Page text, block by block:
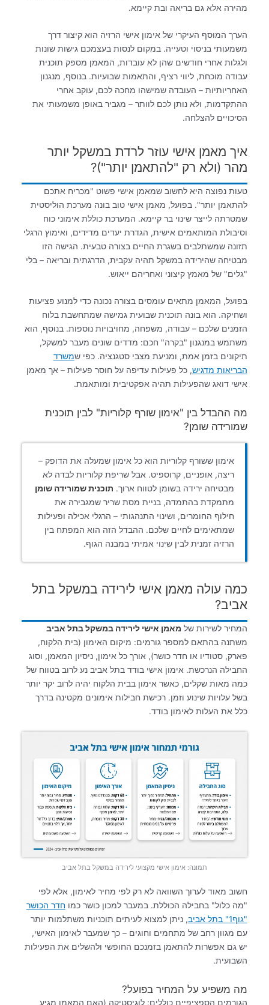
מהירה אלא גם בריאה ובת קיימא.
הערך המוסף העיקרי של אימון אישי הרזיה הוא קיצור דרך
משמעותי בניסוי וטעייה. במקום לנסות בעצמכם גישות שונות
ולגלות אחרי חודשים שהן לא עובדות, המאמן מספק תוכנית
עבודה מוכחת, ליווי רציף, והתאמות שבועיות. בנוסף, מנגנון
האחריותיות – העובדה שמישהו מחכה לכם, עוקב אחרי
ההתקדמות, ולא נותן לכם לוותר – מגביר באופן משמעותי את
הסיכויים להצלחה.
איך מאמן אישי עוזר לרדת במשקל יותר
מהר (ולא רק "להתאמן יותר")?
טעות נפוצה היא לחשוב שמאמן אישי פשוט "מכריח אתכם
להתאמן יותר". בפועל, מאמן אישי טוב בונה מערכת הוליסטית
שמטרתה לייצר שינוי בר קיימא. המערכת כוללת אימוני כוח
וסיבולת המותאמים אישית, הגדרת יעדים מדידים, ואימוץ הרגלי
תזונה שמשתלבים בשגרת החיים בצורה טבעית. הגישה הזו
מבטיחה שהירידה במשקל תהיה עקבית, הדרגתית ובריאה – בלי
"גלים" של מאמץ קיצוני ואחריהם ייאוש.
בפועל, המאמן מתאים עומסים בצורה נכונה כדי למנוע פציעות
ושחיקה. הוא בונה תוכנית שבועית גמישה שמתחשבת בלוח
הזמנים שלכם – עבודה, משפחה, מחויבויות נוספות. בנוסף, הוא
משתמש במנגנון "בקרה" חכם: מדדים שונים מעבר למשקל,
תיקונים בזמן אמת, ומניעת מצבי סטגנציה. כפי שמשרד
הבריאות מדגיש, כל פעילות עדיפה על חוסר פעילות – אך מאמן
אישי דואג שהפעילות תהיה אפקטיבית ומותאמת.
מה ההבדל בין "אימון שורף קלוריות" לבין תוכנית
שמורידה שומן?
אימון ששורף קלוריות הוא כל אימון שמעלה את הדופק –
ריצה, אופניים, קרוספיט. אבל שריפת קלוריות לבדה לא
מבטיחה ירידה בשומן לטווח ארוך. תוכנית שמורידה שומן
מתמקדת בהתמדה, בניית מסת שריר שמגבירה את
חילוף החומרים, ושינוי התנהגותי – הרגלי אכילה ופעילות
שמתאימים לחיים שלכם. ההבדל הזה הוא המפתח בין
הרזיה זמנית לבין שינוי אמיתי במבנה הגוף.
כמה עולה מאמן אישי לירידה במשקל בתל
אביב?
המחיר לשירות של מאמן אישי לירידה במשקל בתל אביב
משתנה בהתאם למספר גורמים: מיקום האימון (בית הלקוח,
פארק, סטודיו או חדר כושר), אורך כל אימון, ניסיון המאמן, וסוג
החבילה הנרכשת. אימון אישי בודד בתל אביב נע לרוב בטווח של
כמה מאות שקלים, כאשר אימון בבית הלקוח יהיה לרוב יקר יותר
בשל עלויות שינוע וזמן. רכישת חבילות אימונים מקטינה בדרך
כלל את העלות לאימון בודד.
תמונה: אימון אישי מקצועי לירידה במשקל בתל אביב
חשוב מאוד לערוך השוואה לא רק לפי מחיר לאימון, אלא לפי
"מה כלול" בחבילה הכוללת. במעבר למכון כושר כמוחדר הכושר
"גוף1" בתל אביב
, ניתן למצוא לעיתים תוכניות משתלמות יותר
עם מגוון רחב של מתחמים וחוגים – כך שמעבר לאימון האישי,
יש גם אפשרות להתאמן בזמנכם החופשי ולהשלים את הפעילות
השבועית.
מה משפיע על המחיר בפועל?
הגורמים הספציפיים כוללים: לוגיסטיקה (האם המאמן מגיע